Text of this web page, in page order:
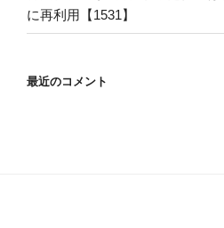
に再利用【1531】
最近のコメント